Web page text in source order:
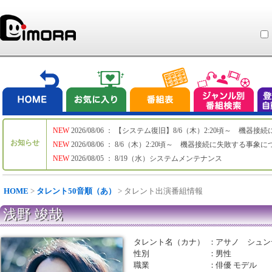
お知らせ
NEW
NEW
NEW
2026/08/06 ： 【システム復旧】8/6（木）2:20頃～ 機器接続
2026/08/06 ： 8/6（木）2:20頃～ 機器接続に失敗する事象に
2026/08/05 ： 8/19（水）システムメンテナンス
HOME > タレント50音順（あ） > タレント出演番組情報
浅野 竣哉
タレント名（カナ） ： アサノ シュン
性別
： 男性
職業
：俳優 モデル